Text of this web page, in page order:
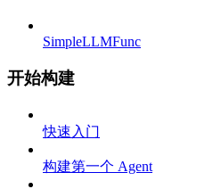
SimpleLLMFunc
开始构建
快速入门
构建第一个 Agent